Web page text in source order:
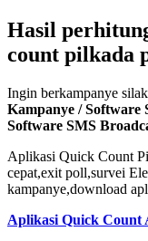
Hasil
count pilkada
Ingin berkampanye
Kampanye / Software
Software SMS
Aplikasi Quick Count
cepat,exit poll,survei
kampanye,download
Aplikasi Quick Count